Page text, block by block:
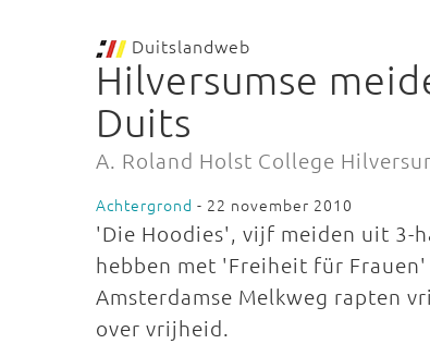
Duitslandweb
Hilversumse
Duits
A. Roland Holst College
Achtergrond - 22 november 2010
'Die Hoodies', vijf meiden uit 3-
hebben met 'Freiheit für
Amsterdamse Melkweg rapten
over vrijheid.